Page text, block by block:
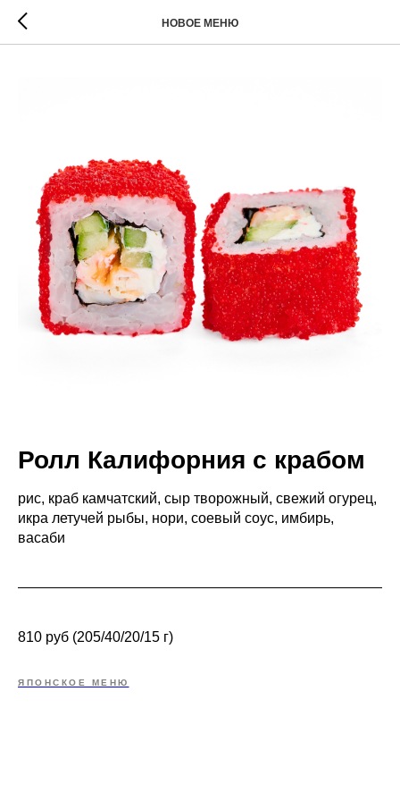
НОВОЕ МЕНЮ
Ролл Калифорния с крабом
рис, краб камчатский, сыр творожный, свежий огурец,
икра летучей рыбы, нори, соевый соус, имбирь,
васаби
810 руб (205/40/20/15 г)
ЯПОНСКОЕ МЕНЮ